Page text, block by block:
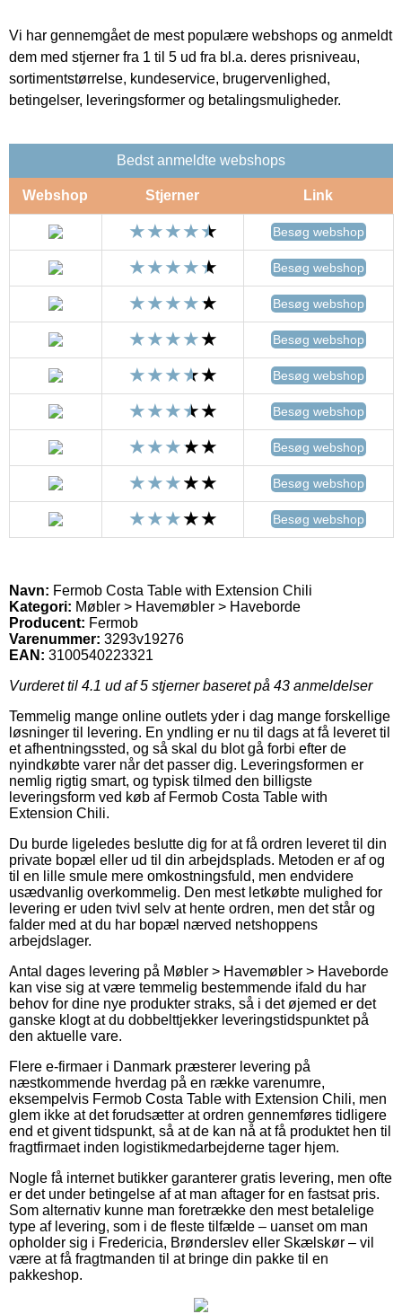
Vi har gennemgået de mest populære webshops og anmeldt
dem med stjerner fra 1 til 5 ud fra bl.a. deres prisniveau,
sortimentstørrelse, kundeservice, brugervenlighed,
betingelser, leveringsformer og betalingsmuligheder.
Bedst anmeldte webshops
Webshop Stjerner Link
Besøg webshop
Besøg webshop
Besøg webshop
Besøg webshop
Besøg webshop
Besøg webshop
Besøg webshop
Besøg webshop
Besøg webshop
Navn: Fermob Costa Table with Extension Chili
Kategori: Møbler > Havemøbler > Haveborde
Producent: Fermob
Varenummer: 3293v19276
EAN: 3100540223321
Vurderet til 4.1 ud af 5 stjerner baseret på 43 anmeldelser
Temmelig mange online outlets yder i dag mange forskellige
løsninger til levering. En yndling er nu til dags at få leveret til
et afhentningssted, og så skal du blot gå forbi efter de
nyindkøbte varer når det passer dig. Leveringsformen er
nemlig rigtig smart, og typisk tilmed den billigste
leveringsform ved køb af Fermob Costa Table with
Extension Chili.
Du burde ligeledes beslutte dig for at få ordren leveret til din
private bopæl eller ud til din arbejdsplads. Metoden er af og
til en lille smule mere omkostningsfuld, men endvidere
usædvanlig overkommelig. Den mest letkøbte mulighed for
levering er uden tvivl selv at hente ordren, men det står og
falder med at du har bopæl nærved netshoppens
arbejdslager.
Antal dages levering på Møbler > Havemøbler > Haveborde
kan vise sig at være temmelig bestemmende ifald du har
behov for dine nye produkter straks, så i det øjemed er det
ganske klogt at du dobbelttjekker leveringstidspunktet på
den aktuelle vare.
Flere e-firmaer i Danmark præsterer levering på
næstkommende hverdag på en række varenumre,
eksempelvis Fermob Costa Table with Extension Chili, men
glem ikke at det forudsætter at ordren gennemføres tidligere
end et givent tidspunkt, så at de kan nå at få produktet hen til
fragtfirmaet inden logistikmedarbejderne tager hjem.
Nogle få internet butikker garanterer gratis levering, men ofte
er det under betingelse af at man aftager for en fastsat pris.
Som alternativ kunne man foretrække den mest betalelige
type af levering, som i de fleste tilfælde – uanset om man
opholder sig i Fredericia, Brønderslev eller Skælskør – vil
være at få fragtmanden til at bringe din pakke til en
pakkeshop.